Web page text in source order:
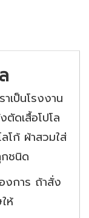
าเป็นโรงงาน
ตัดเสื้อโปโล
โก้ ผ้าสวมใส่
กชนิด
งการ ถ้าสั่ง
ห้